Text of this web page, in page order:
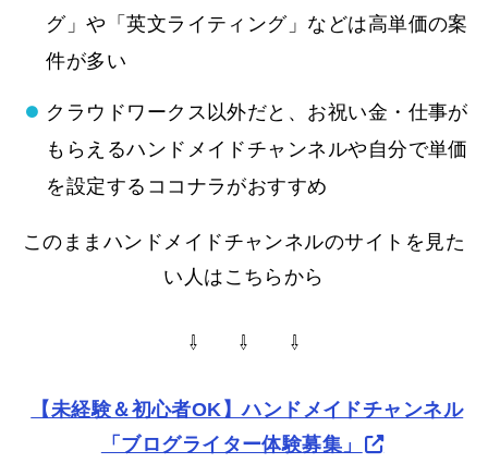
グ」や「英文ライティング」などは高単価の案
件が多い
クラウドワークス以外だと、お祝い金・仕事が
もらえるハンドメイドチャンネルや自分で単価
を設定するココナラがおすすめ
このままハンドメイドチャンネルのサイトを見た
い人はこちらから
⇩ ⇩ ⇩
【未経験＆初心者OK】ハンドメイドチャンネル
「ブログライター体験募集」